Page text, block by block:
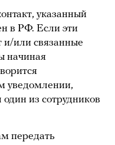
указанный
в РФ. Если эти
и/или связанные
начиная
уведомлении,
один из сотрудников
передать